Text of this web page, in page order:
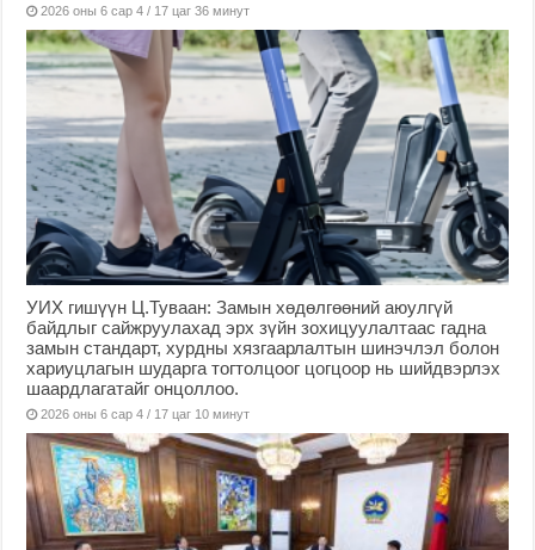
2026 оны 6 сар 4 / 17 цаг 36 минут
УИХ гишүүн Ц.Туваан: Замын хөдөлгөөний аюулгүй
байдлыг сайжруулахад эрх зүйн зохицуулалтаас гадна
замын стандарт, хурдны хязгаарлалтын шинэчлэл болон
хариуцлагын шударга тогтолцоог цогцоор нь шийдвэрлэх
шаардлагатайг онцоллоо.
2026 оны 6 сар 4 / 17 цаг 10 минут